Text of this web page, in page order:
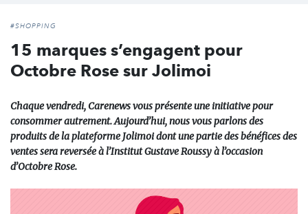
#SHOPPING
15 marques s’engagent pour
Octobre Rose sur Jolimoi
Chaque vendredi, Carenews vous présente une initiative pour
consommer autrement. Aujourd’hui, nous vous parlons des
produits de la plateforme Jolimoi dont une partie des bénéfices des
ventes sera reversée à l’Institut Gustave Roussy à l’occasion
d’Octobre Rose.